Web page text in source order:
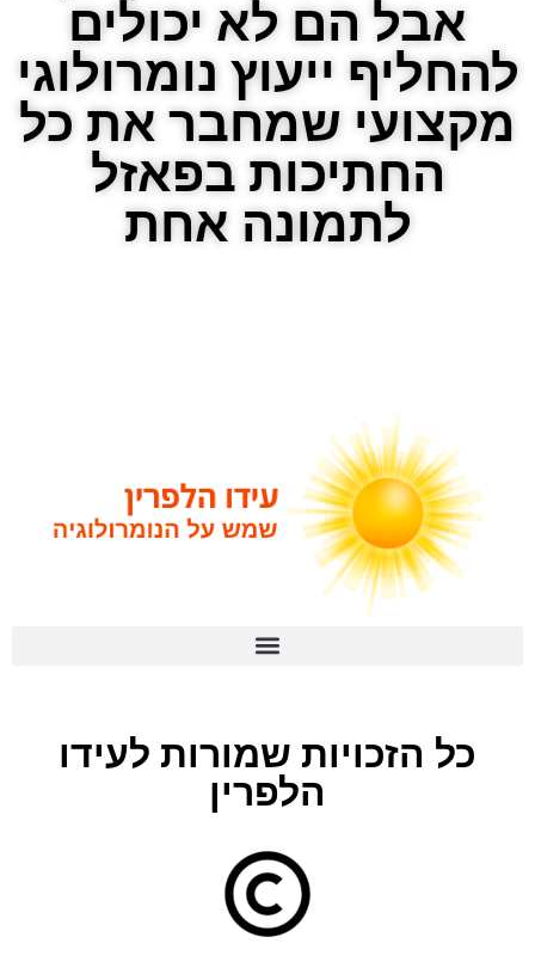
אבל הם לא יכולים
ייעוץ נומרולוגי
שמחבר את כל
החתיכות בפאזל
לתמונה אחת
הזכויות שמורות לעידו
הלפרין